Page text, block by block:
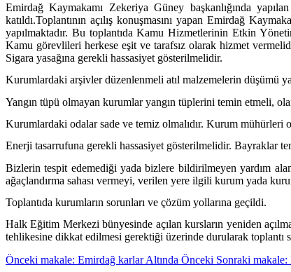
Emirdağ Kaymakamı Zekeriya Güney başkanlığında
katıldı.Toplantının açılış konuşmasını yapan Emirdağ
yapılmaktadır. Bu toplantıda Kamu Hizmetlerinin Etkin
Kamu görevlileri herkese eşit ve tarafsız olarak hizmet
Sigara yasağına gerekli hassasiyet gösterilmelidir.
Kurumlardaki arşivler düzenlenmeli atıl malzemelerin düşümü
Yangın tüpü olmayan kurumlar yangın tüplerini temin etmeli,
Kurumlardaki odalar sade ve temiz olmalıdır. Kurum
Enerji tasarrufuna gerekli hassasiyet gösterilmelidir. Bayraklar
Bizlerin tespit edemediği yada bizlere bildirilmeyen yardım
ağaçlandırma sahası vermeyi, verilen yere ilgili kurum yada
Toplantıda kurumların sorunları ve çözüm yollarına geçildi.
Halk Eğitim Merkezi bünyesinde açılan kursların yeniden
tehlikesine dikkat edilmesi gerektiği üzerinde durularak toplantı
Önceki makale: Emirdağ karlar Altında Önceki Sonraki